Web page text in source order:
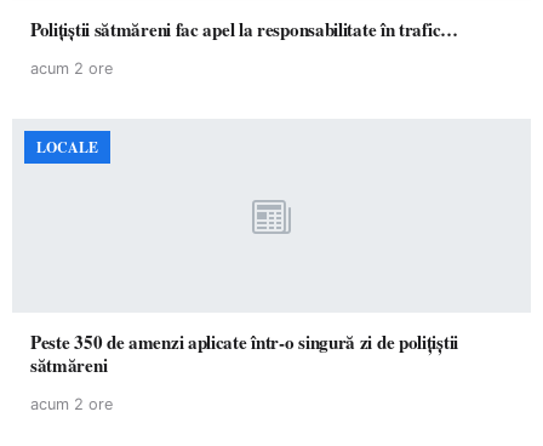
Polițiștii sătmăreni fac apel la responsabilitate în trafic…
acum 2 ore
LOCALE
Peste 350 de amenzi aplicate într-o singură zi de polițiștii
sătmăreni
acum 2 ore